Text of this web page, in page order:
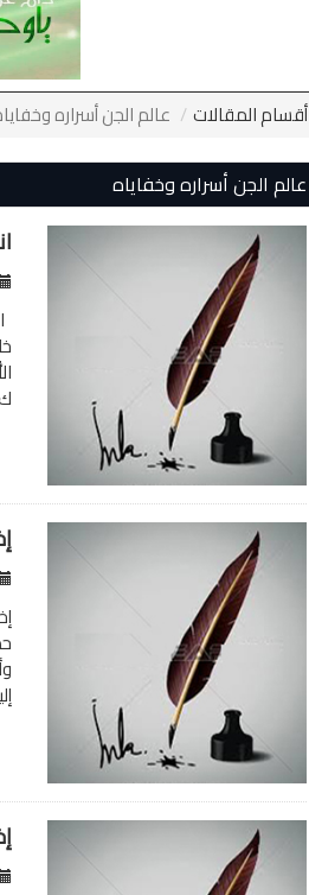
أقسام المقالات عالم الجن أسراره
عالم الجن أسراره وخفاياه